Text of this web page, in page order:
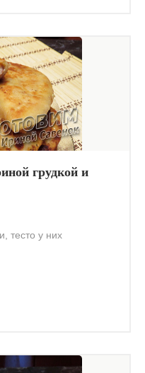
грудкой и
тесто у них